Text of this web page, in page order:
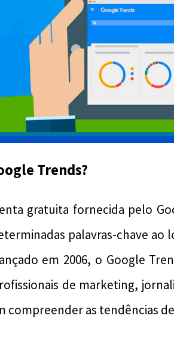
Trends?
gratuita fornecida pelo
palavras-chave
em 2006, o Google
de marketing,
compreender as tendências